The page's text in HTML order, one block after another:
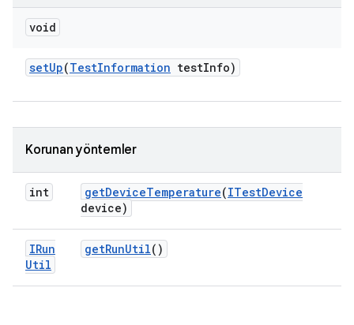
void
setUp(TestInformation testInfo)
Korunan yöntemler
int getDeviceTemperature(ITestDevice
device)
IRun
Util
getRunUtil()